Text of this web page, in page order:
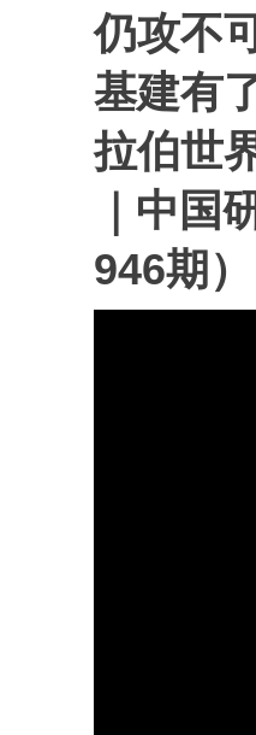
仍攻不
基建有
拉伯世
｜中国
946期）